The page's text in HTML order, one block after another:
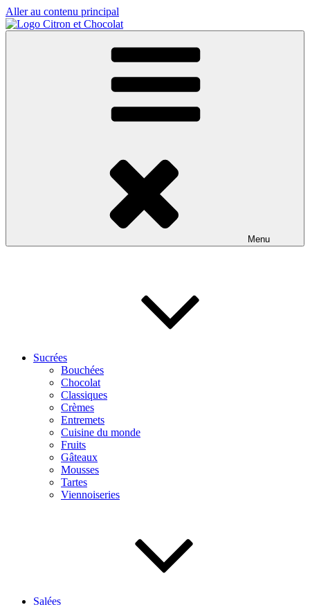
Aller au contenu principal
Menu
Sucrées
Bouchées
Chocolat
Classiques
Crèmes
Entremets
Cuisine du monde
Fruits
Gâteaux
Mousses
Tartes
Viennoiseries
Salées